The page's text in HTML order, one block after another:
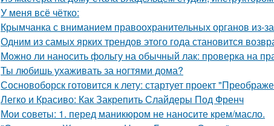
У меня всё чётко:
Крымчанка с вниманием правоохранительных органов из-
Одним из самых ярких трендов этого года становится
Можно ли наносить фольгу на обычный лак: проверка на
Ты любишь ухаживать за ногтями дома?
Сосновоборск готовится к лету: стартует проект
Легко и Красиво: Как Закрепить Слайдеры Под Френч
Мои советы: 1. перед маникюром не наносите крем/масло.